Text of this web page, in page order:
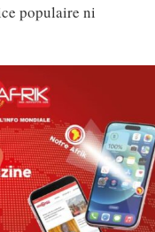
populaire ni